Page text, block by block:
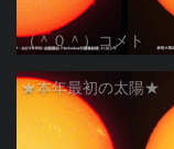
（＾０＾）コメト
★本年最初の太陽★